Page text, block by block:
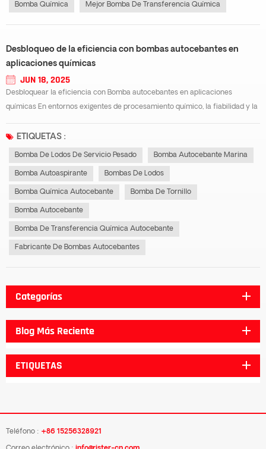
Bomba Química Mejor Bomba De Transferencia Química
Desbloqueo de la eficiencia con bombas autocebantes en
aplicaciones químicas
JUN 18, 2025
Desbloquear la eficiencia con Bomba autocebantes en aplicaciones
químicas En entornos exigentes de procesamiento químico, la fiabilidad y la
versátiles y fiables en este campo se encuentra el... bomba autocebanteA
ETIQUETAS :
Bomba De Lodos De Servicio Pesado Bomba Autocebante Marina
Bomba Autoaspirante Bombas De Lodos
Bomba Química Autocebante Bomba De Tornillo
Bomba Autocebante
Bomba De Transferencia Química Autocebante
Fabricante De Bombas Autocebantes
Categorías
Blog Más Reciente
ETIQUETAS
Teléfono : +86 15256328921